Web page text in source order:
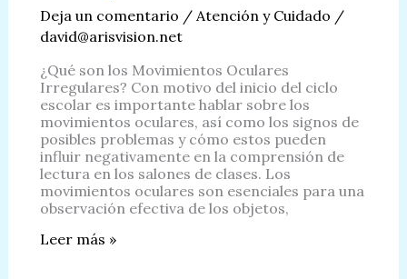
Deja un comentario / Atención y Cuidado /
david@arisvision.net
¿Qué son los Movimientos Oculares
Irregulares? Con motivo del inicio del ciclo
escolar es importante hablar sobre los
movimientos oculares, así como los signos de
posibles problemas y cómo estos pueden
influir negativamente en la comprensión de
lectura en los salones de clases. Los
movimientos oculares son esenciales para una
observación efectiva de los objetos,
5Leer más »